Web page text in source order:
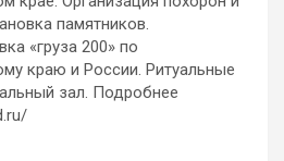
памятников.
«груза 200» по
краю и России. Ритуальные
зал. Подробнее